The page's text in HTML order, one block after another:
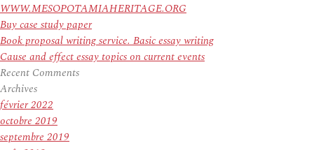
WWW.MESOPOTAMIAHERITAGE.ORG
Buy case study paper
Book proposal writing service. Basic essay writing
Cause and effect essay topics on current events
Recent Comments
Archives
février 2022
octobre 2019
septembre 2019